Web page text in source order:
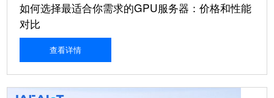
如何选择最适合你需求的GPU服务器：价格和性能
对比
查看详情